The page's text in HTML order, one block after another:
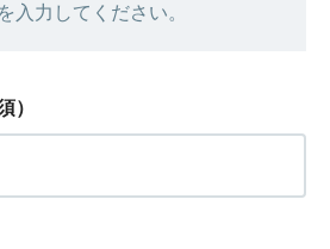
入力してください。
）